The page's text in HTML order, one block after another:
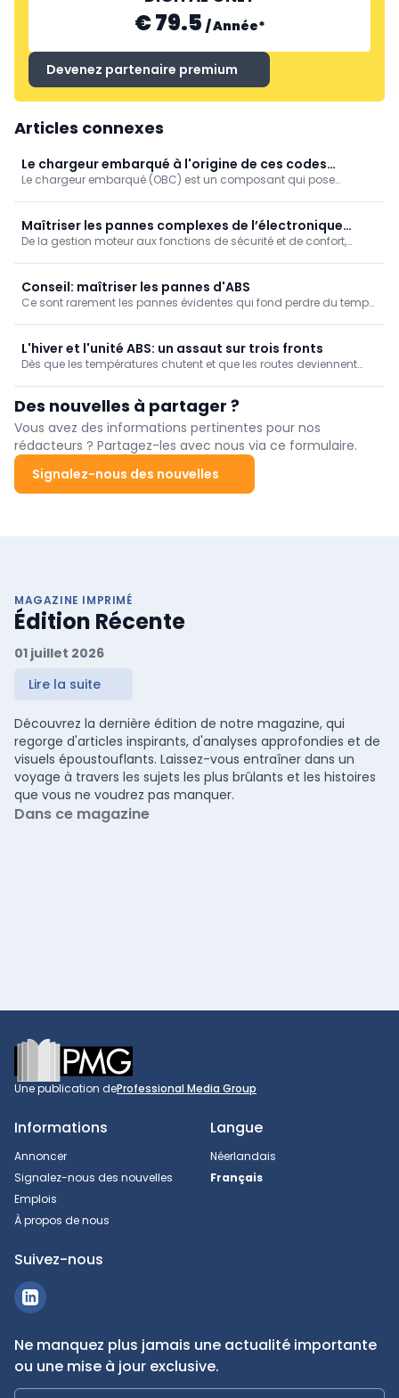
€ 79.5 /Année*
Devenez partenaire premium
Articles connexes
Le chargeur embarqué à l'origine de ces codes
d'erreur Stellantis
Le chargeur embarqué (OBC) est un composant qui pose
techniques qui peuvent aider les techniciens automobiles à le
diagnostiquer rapidement et correctement.
Maîtriser les pannes complexes de l’électronique
automobile en atelier
De la gestion moteur aux fonctions de sécurité et de confort,
transformation structurelle de la pratique quotidienne.
Conseil: maîtriser les pannes d'ABS
Ce sont rarement les pannes évidentes qui fond perdre du temps,
de freinage reste anormal. C'est à ce moment que l'attention se
porte sur le système ABS.
L'hiver et l'unité ABS: un assaut sur trois fronts
Dès que les températures chutent et que les routes deviennent
Pourquoi? Analyse technique approfondie d'une unité qui lutte
contre les éléments.
Des nouvelles à partager ?
Vous avez des informations pertinentes pour nos
rédacteurs ? Partagez-les avec nous via ce formulaire.
Signalez-nous des nouvelles
MAGAZINE IMPRIMÉ
Édition Récente
01 juillet 2026
Lire la suite
Découvrez la dernière édition de notre magazine, qui
regorge d'articles inspirants, d'analyses approfondies et de
visuels époustouflants. Laissez-vous entraîner dans un
voyage à travers les sujets les plus brûlants et les histoires
que vous ne voudrez pas manquer.
Dans ce magazine
Footer
Une publication deProfessional Media Group
Informations
Annoncer
Signalez-nous des nouvelles
Emplois
À propos de nous
Langue
Néerlandais
Français
Suivez-nous
Ne manquez plus jamais une actualité importante
ou une mise à jour exclusive.